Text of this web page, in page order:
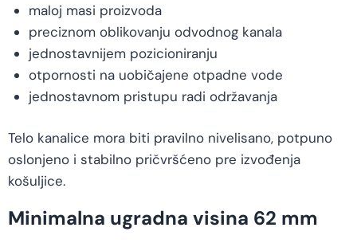
maloj masi proizvoda
preciznom oblikovanju odvodnog kanala
jednostavnijem pozicioniranju
otpornosti na uobičajene otpadne vode
jednostavnom pristupu radi održavanja
Telo kanalice mora biti pravilno nivelisano, potpuno
oslonjeno i stabilno pričvršćeno pre izvođenja
košuljice.
Minimalna ugradna visina 62 mm